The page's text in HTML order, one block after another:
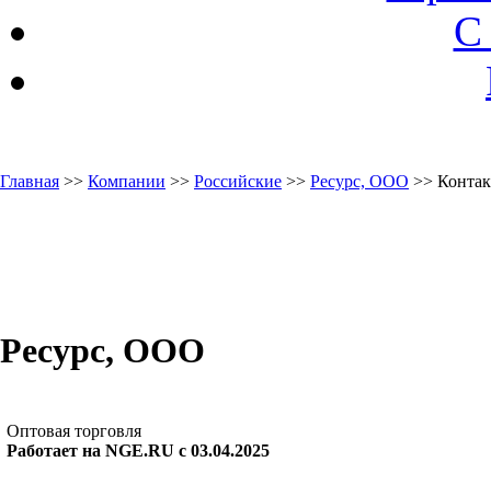
С
Главная >> Компании >> Российские >> Ресурс, ООО >>
Ресурс, ООО
Оптовая торговля
Работает на NGE.RU с 03.04.2025